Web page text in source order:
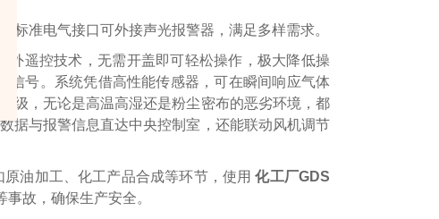
标准电气接口可外接声光报警器，满足多样需求。
遥控技术，无需开盖即可轻松操作，极大降低操
信号。系统凭借高性能传感器，可在瞬间响应气体
级，无论是高温高湿还是粉尘密布的恶劣环境，都
据与报警信息直达中央控制室，还能联动风机调节
油加工、化工产品合成等环节，使用化工厂GDS
故，确保生产安全。